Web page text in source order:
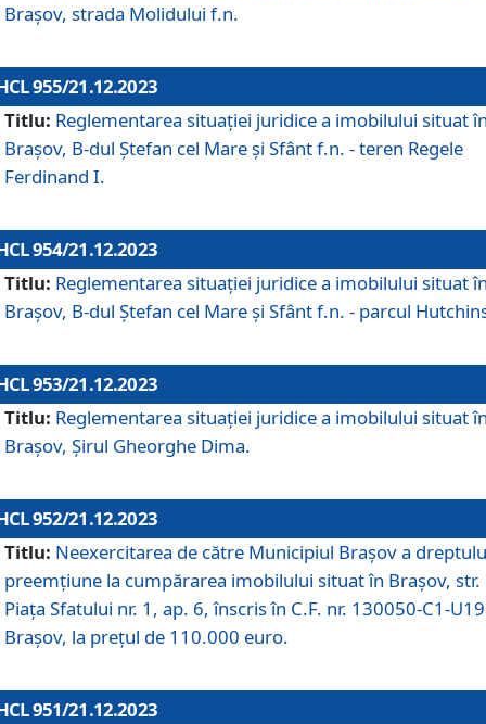
Brașov, strada Molidului f.n.
955/21.12.2023
Titlu: Reglementarea situației juridice a imobilului situat
Brașov, B-dul Ștefan cel Mare și Sfânt f.n. - teren Regele
Ferdinand I.
954/21.12.2023
Titlu: Reglementarea situației juridice a imobilului situat
Brașov, B-dul Ștefan cel Mare și Sfânt f.n. - parcul
953/21.12.2023
Titlu: Reglementarea situației juridice a imobilului situat
Brașov, Șirul Gheorghe Dima.
952/21.12.2023
Titlu: Neexercitarea de către Municipiul Brașov a
preemțiune la cumpărarea imobilului situat în Brașov, str.
Piața Sfatului nr. 1, ap. 6, înscris în C.F. nr. 130050-C1-U19
Brașov, la prețul de 110.000 euro.
951/21.12.2023